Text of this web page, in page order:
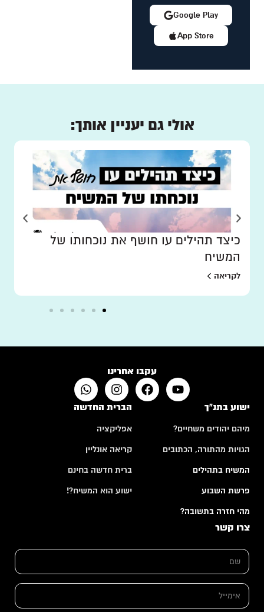
App Store
Google Play
אולי גם יעניין אותך:
כיצד תהילים עו חושף את נוכחותו של
המשיח
לקריאה
עקבו אחרינו
ישוע בתנ"ך
מיהם יהודים משחיים?
הגויות מהתורה, הכתובים
המשיח בתהילים
פרשת השבוע
מהי חזרה בתשובה?
הברית החדשה
אפליקציה
קריאה אונליין
ברית חדשה בחינם
ישוע הוא המשיח?!
צרו קשר
י
י
*
ש
*
א
מ